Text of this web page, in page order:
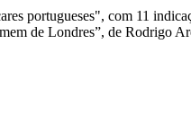
portugueses", com 11
de Londres”, de Rodrigo